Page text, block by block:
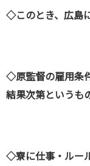
◇このとき、広島
◇原監督の雇用条
結果次第というも
◇寮に仕事・ルー